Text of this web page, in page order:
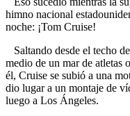
himno nacional
noche: ¡Tom Cruise!
Saltando desde el techo
medio de un mar de atletas
él, Cruise se subió a una
dio lugar a un montaje de
luego a Los Ángeles.